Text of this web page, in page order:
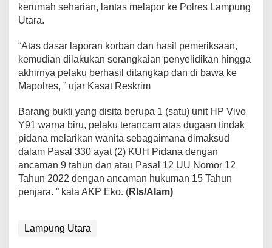
kerumah seharian, lantas melapor ke Polres Lampung
Utara.
“Atas dasar laporan korban dan hasil pemeriksaan,
kemudian dilakukan serangkaian penyelidikan hingga
akhirnya pelaku berhasil ditangkap dan di bawa ke
Mapolres, ” ujar Kasat Reskrim
Barang bukti yang disita berupa 1 (satu) unit HP Vivo
Y91 warna biru, pelaku terancam atas dugaan tindak
pidana melarikan wanita sebagaimana dimaksud
dalam Pasal 330 ayat (2) KUH Pidana dengan
ancaman 9 tahun dan atau Pasal 12 UU Nomor 12
Tahun 2022 dengan ancaman hukuman 15 Tahun
penjara. ” kata AKP Eko. (Rls/Alam)
Lampung Utara